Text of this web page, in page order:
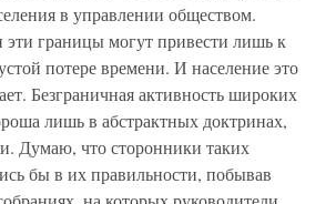
в управлении обществом.
границы могут привести лишь к
потере времени. И население это
Безграничная активность широких
лишь в абстрактных доктринах,
Думаю, что сторонники таких
бы в их правильности, побывав